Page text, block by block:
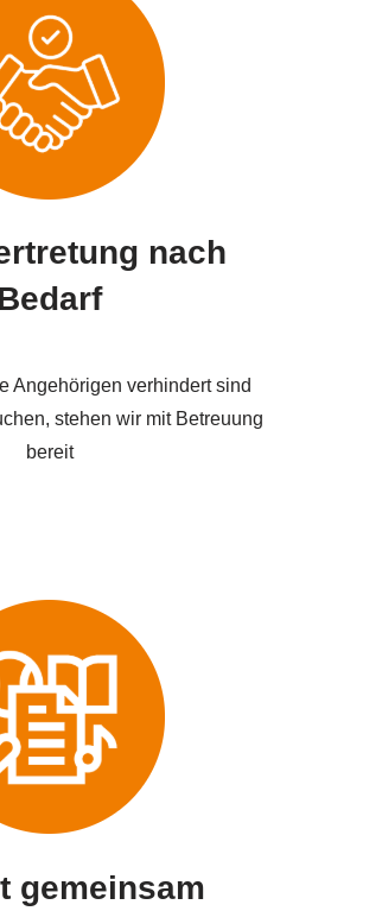
nach
Angehörigen verhindert sind
stehen wir mit Betreuung
bereit
gemeinsam